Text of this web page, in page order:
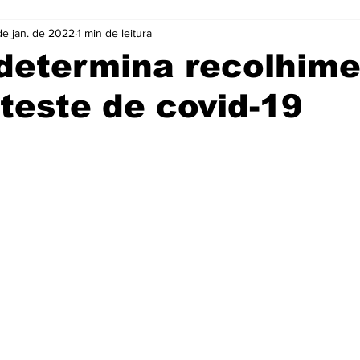
Cidades Coluna
Emprego Enquete Eventos Fotos
de covid-19
jan. de 2022 1 min de leitura
5 estrelas.